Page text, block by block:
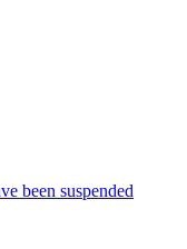
been suspended